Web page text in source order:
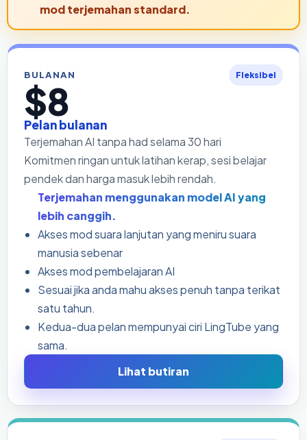
mod terjemahan standard.
BULANAN Fleksibel
$8
Pelan bulanan
Terjemahan AI tanpa had selama 30 hari
Komitmen ringan untuk latihan kerap, sesi belajar
pendek dan harga masuk lebih rendah.
Terjemahan menggunakan model AI yang
lebih canggih.
Akses mod suara lanjutan yang meniru suara
manusia sebenar
Akses mod pembelajaran AI
Sesuai jika anda mahu akses penuh tanpa terikat
satu tahun.
Kedua-dua pelan mempunyai ciri LingTube yang
sama.
Lihat butiran